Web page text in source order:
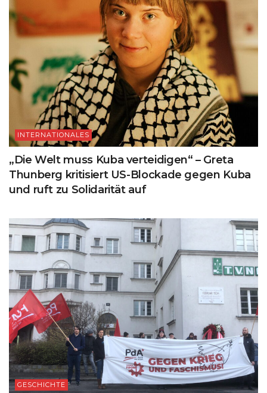
INTERNATIONALES
„Die Welt muss Kuba verteidigen“ – Greta
Thunberg kritisiert US-Blockade gegen Kuba
und ruft zu Solidarität auf
GESCHICHTE